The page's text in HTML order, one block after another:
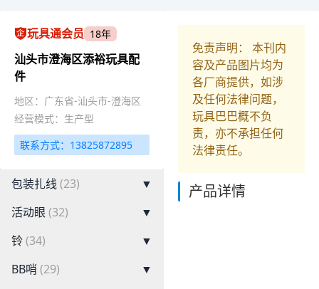
玩具通会员 18年
汕头市澄海区添裕玩具配
件
地区：广东省-汕头市-澄海区
经营模式：生产型
联系方式：13825872895
包装扎线(23)
▼
活动眼 (32)
▼
铃(34)
▼
BB哨 (29)
▼
免责声明： 本刊内
容及产品图片均为
各厂商提供，如涉
及任何法律问题，
玩具巴巴概不负
责，亦不承担任何
法律责任。
产品详情